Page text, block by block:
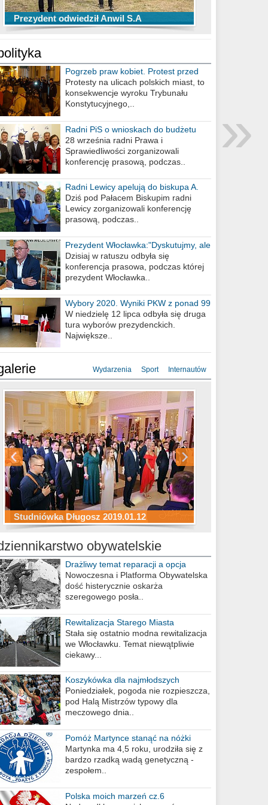
Prezydent odwiedził Anwil S.A
TOP 10 przechwytów Anwilu Włocławek
w EBL w sezonie 2019/2020
TOP 5 rzutów Anwilu Włocławek w BCL
w sezonie 2019/2020
Pogrzeb praw kobiet. Protest przed
biurem poselskim PiS
Protesty na ulicach polskich miast, to
konsekwencje wyroku Trybunału
Konstytucyjnego,..
Radni PiS o wnioskach do budżetu
miasta na 2021 rok
28 września radni Prawa i
Sprawiedliwości zorganizowali
konferencję prasową, podczas..
Radni Lewicy apelują do biskupa A.
Wiesława Meringa
Dziś pod Pałacem Biskupim radni
Lewicy zorganizowali konferencję
prasową, podczas..
Prezydent Włocławka:"Dyskutujmy, ale
nie obrażajmy się”
Dzisiaj w ratuszu odbyła się
konferencja prasowa, podczas której
prezydent Włocławka..
Wybory 2020. Wyniki PKW z ponad 99
procent obwodów
W niedzielę 12 lipca odbyła się druga
tura wyborów prezydenckich.
Największe..
Wydarzenia Sport Internautów
Studniówka Długosz 2019.01.12
ZS Budowlanych 2019.01.12
Studniówka LZK 2019.01.11
Studniówka Kopernik 2019.01.11
Studniówka LMK 2019.01.05
Studniówka ZS Ekonomicznych
2019.01.05
obywatelskie
Drażliwy temat reparacji a opcja
berlińska
Nowoczesna i Platforma Obywatelska
dość histerycznie oskarża
szeregowego posła..
Rewitalizacja Starego Miasta
Stała się ostatnio modna rewitalizacja
we Włocławku. Temat niewątpliwie
ciekawy...
Koszykówka dla najmłodszych
Poniedziałek, pogoda nie rozpieszcza,
pod Halą Mistrzów typowy dla
meczowego dnia..
Pomóż Martynce stanąć na nóżki
Martynka ma 4,5 roku, urodziła się z
bardzo rzadką wadą genetyczną -
zespołem..
Polska moich marzeń cz.6
»